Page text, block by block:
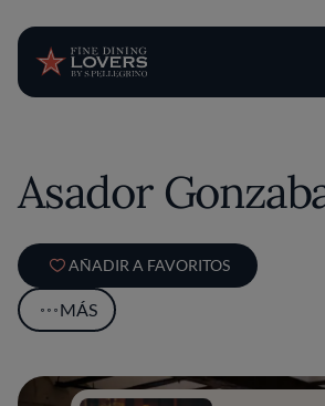
Asador
AÑADIR A FAVORITOS
MÁS